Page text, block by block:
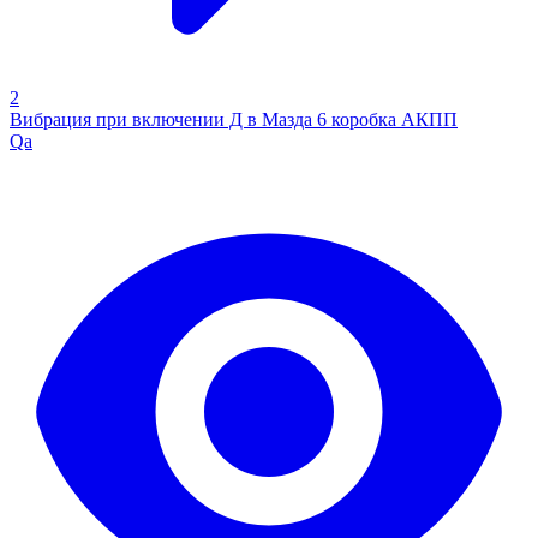
2
Вибрация при включении Д в Мазда 6 коробка АКПП
Qa